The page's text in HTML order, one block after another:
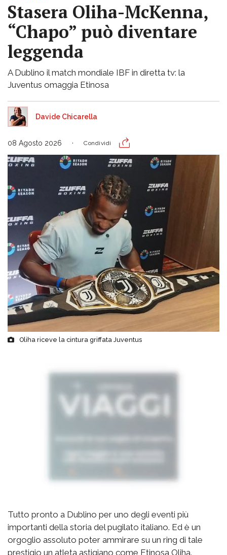
Stasera Oliha-McKenna,
“Chapo” può diventare
leggenda
A Dublino il match mondiale IBF in diretta tv: la
Juventus omaggia Etinosa
Davide Chicarella
08 Agosto 2026 Condividi
Oliha riceve la cintura griffata Juventus
Tutto pronto a Dublino per uno degli eventi più
importanti della storia del pugilato italiano. Ed è un
orgoglio assoluto poter ammirare su un ring di tale
prestigio un atleta astigiano come Etinosa Oliha.